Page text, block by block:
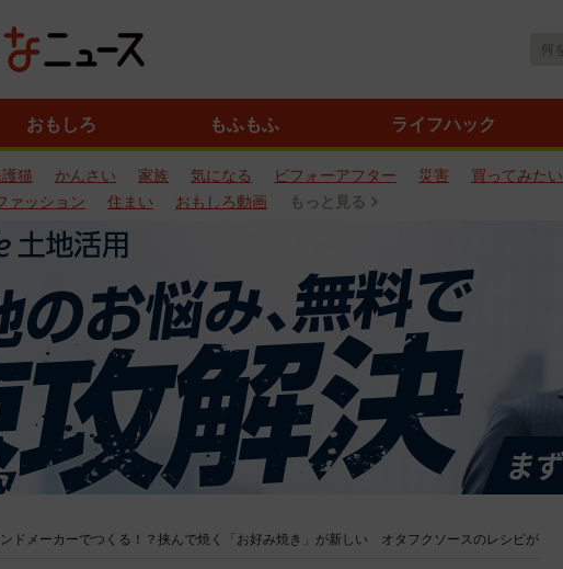
おもしろ もふもふ ライフハック
猫 かんさい 家族 気になる ビフォーアフター 災害 買ってみたい
ァッション 住まい おもしろ動画 もっと見る
ドメーカーでつくる！？挟んで焼く「お好み焼き」が新しい オタフクソースのレシピが